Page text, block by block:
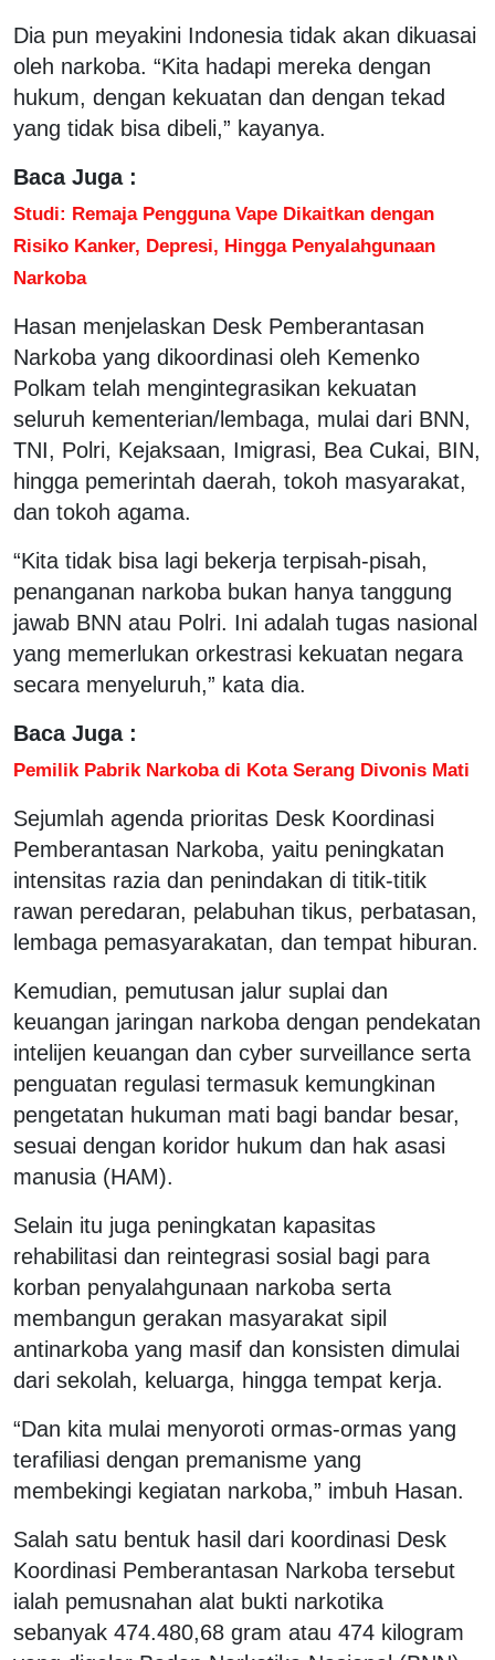
Dia pun meyakini Indonesia tidak akan dikuasai
oleh narkoba. “Kita hadapi mereka dengan
hukum, dengan kekuatan dan dengan tekad
yang tidak bisa dibeli,” kayanya.
Baca Juga :
Studi: Remaja Pengguna Vape Dikaitkan dengan
Risiko Kanker, Depresi, Hingga Penyalahgunaan
Narkoba
Hasan menjelaskan Desk Pemberantasan
Narkoba yang dikoordinasi oleh Kemenko
Polkam telah mengintegrasikan kekuatan
seluruh kementerian/lembaga, mulai dari BNN,
TNI, Polri, Kejaksaan, Imigrasi, Bea Cukai, BIN,
hingga pemerintah daerah, tokoh masyarakat,
dan tokoh agama.
“Kita tidak bisa lagi bekerja terpisah-pisah,
penanganan narkoba bukan hanya tanggung
jawab BNN atau Polri. Ini adalah tugas nasional
yang memerlukan orkestrasi kekuatan negara
secara menyeluruh,” kata dia.
Baca Juga :
Pemilik Pabrik Narkoba di Kota Serang Divonis Mati
Sejumlah agenda prioritas Desk Koordinasi
Pemberantasan Narkoba, yaitu peningkatan
intensitas razia dan penindakan di titik-titik
rawan peredaran, pelabuhan tikus, perbatasan,
lembaga pemasyarakatan, dan tempat hiburan.
Kemudian, pemutusan jalur suplai dan
keuangan jaringan narkoba dengan pendekatan
intelijen keuangan dan cyber surveillance serta
penguatan regulasi termasuk kemungkinan
pengetatan hukuman mati bagi bandar besar,
sesuai dengan koridor hukum dan hak asasi
manusia (HAM).
Selain itu juga peningkatan kapasitas
rehabilitasi dan reintegrasi sosial bagi para
korban penyalahgunaan narkoba serta
membangun gerakan masyarakat sipil
antinarkoba yang masif dan konsisten dimulai
dari sekolah, keluarga, hingga tempat kerja.
“Dan kita mulai menyoroti ormas-ormas yang
terafiliasi dengan premanisme yang
membekingi kegiatan narkoba,” imbuh Hasan.
Salah satu bentuk hasil dari koordinasi Desk
Koordinasi Pemberantasan Narkoba tersebut
ialah pemusnahan alat bukti narkotika
sebanyak 474.480,68 gram atau 474 kilogram